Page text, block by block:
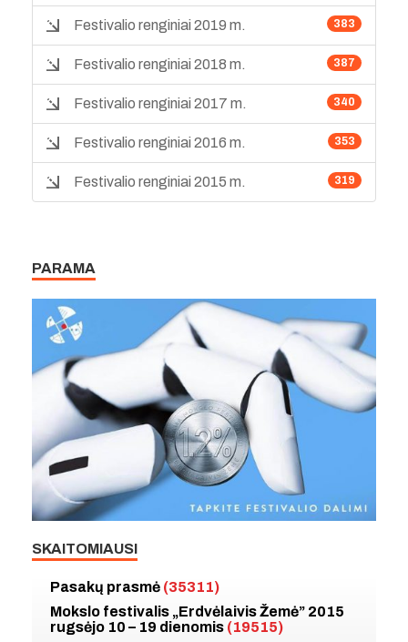
383
Festivalio renginiai 2019 m.
387
Festivalio renginiai 2018 m.
340
Festivalio renginiai 2017 m.
353
Festivalio renginiai 2016 m.
319
Festivalio renginiai 2015 m.
PARAMA
SKAITOMIAUSI
Pasakų prasmė (35311)
Mokslo festivalis „Erdvėlaivis Žemė” 2015
rugsėjo 10 – 19 dienomis (19515)